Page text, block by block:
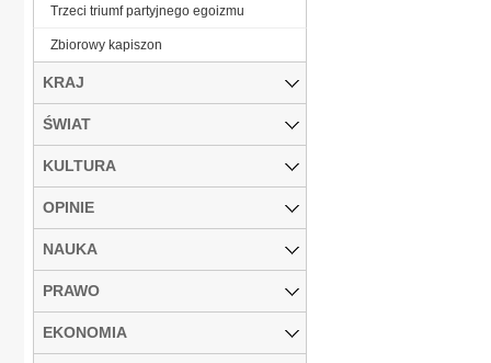
Trzeci triumf partyjnego egoizmu
Zbiorowy kapiszon
KRAJ
ŚWIAT
KULTURA
OPINIE
NAUKA
PRAWO
EKONOMIA